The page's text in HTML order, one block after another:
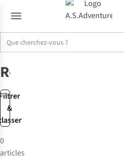
&
Royal
0
articles